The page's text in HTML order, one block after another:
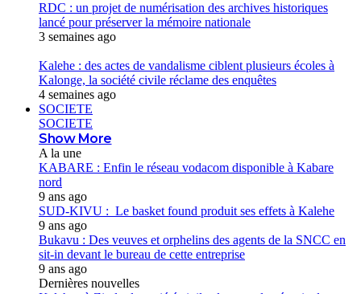
RDC : un projet de numérisation des archives historiques
lancé pour préserver la mémoire nationale
3 semaines ago
Kalehe : des actes de vandalisme ciblent plusieurs écoles à
Kalonge, la société civile réclame des enquêtes
4 semaines ago
SOCIETE
SOCIETE
Show More
A la une
KABARE : Enfin le réseau vodacom disponible à Kabare
nord
9 ans ago
SUD-KIVU : Le basket found produit ses effets à Kalehe
9 ans ago
Bukavu : Des veuves et orphelins des agents de la SNCC en
sit-in devant le bureau de cette entreprise
9 ans ago
Dernières nouvelles